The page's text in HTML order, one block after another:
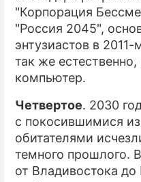
"Корпорация
"Россия 2045",
энтузиастов в
так же
компьютер.
Четвертое. 2030
с покосившимися
обитателями
темного прошлого.
от Владивостока